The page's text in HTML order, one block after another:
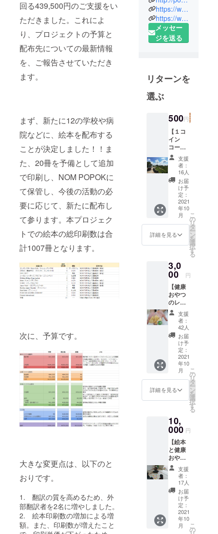
回る439,500円のご支援をい
ただきました。これによ
り、プロジェクトの予算と
配布先についての最新情報
を、ご報告させていただき
ます。
まず、新たに12の学校や病
院などに、絵本を配布する
ことが決定しました！！ま
た、20冊を予備として追加
で印刷し、NOM POPOKに
て保管し、今後の活動の必
要に応じて、新たに配布し
て参ります。本プロジェク
トでの絵本の総印刷数は合
計1007冊となります。
次に、予算です。
大きな変更点は、以下のと
おりです。
1. 翻訳の質を高めるため、外
部翻訳者を2名に増やしました。
2. 絵本印刷数の増加による増
額。また、印刷数が増えたこと
職員の駐在
員としてカ
ンボジア
へ。女性の
院給食支
援、学齢期
児童の食生
活指針作成
など、幅広
い事業に携
わる。こう
した経験を
通して、栄
養の大切さ
2018年、お
菓子と栄養
教育で子供
の栄養改善
を目指す事
POPOKを立
ち上げる。
https://www.facebook.com/popok.cambodia
https://www.youtube.com/channel/UCH_9Iw1VfD-TvlzicjcadNA
メッセー
ジを送る
リターンを
選ぶ
500円
【１コ
イン
コー
ス】 ク
ラウド
ファン
ディン
グの期
間終了
後に、
プロ
ジェク
トメン
バーよ
り、心
を込め
のメー
ルを差
し上げ
ます。
支援
者：
16人
お届
け予
定：
2021
年10
月
詳細を見る
こ
の
リ
タ
ー
ン
を
選
択
す
る
3,0
00 円
【健康
おやつ
のレシ
ピがも
らえる
コー
ス】 プ
ロジェ
クトメ
ンバー
から、
感謝の
気持ち
を込め
て、お
礼の
をお送
りいた
しま
す。 ま
た、管
理栄養
士が考
案し、
現地で
配布す
るニン
ジンス
コーン
のレシ
支援
者：
42人
お届
け予
定：
2021
年10
月
詳細を見る
こ
の
リ
タ
ー
ン
を
選
択
す
る
10,
000 円
【絵本
と健康
おやつ
配布時
のビデ
オが届
くコー
ス】 子
どもた
ちのニ
コニコ
をお礼
支援
者：
17人
お届
け予
定：
2021
年10
月
こ
の